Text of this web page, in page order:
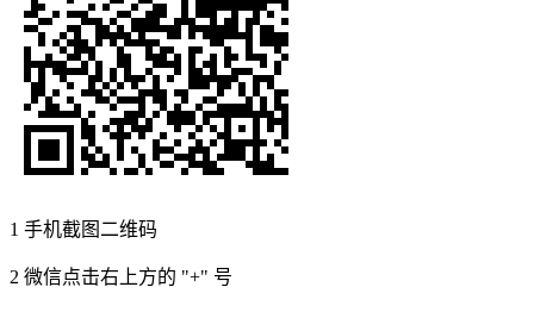
1 手机截图二维码
2 微信点击右上方的 "+" 号